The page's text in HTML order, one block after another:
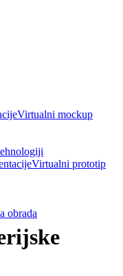
Virtualni mockup
Virtualni prototip
obrada